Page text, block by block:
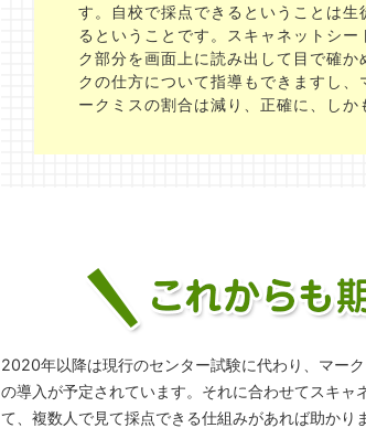
す。自校で採点できるということは
るということです。スキャネットシ
ク部分を画面上に読み出して目で確
クの仕方について指導もできますし
ークミスの割合は減り、正確に、しか
2020年以降は現行のセンター試験に代わり、マー
の導入が予定されています。それに合わせてスキ
て、複数人で見て採点できる仕組みがあれば助か